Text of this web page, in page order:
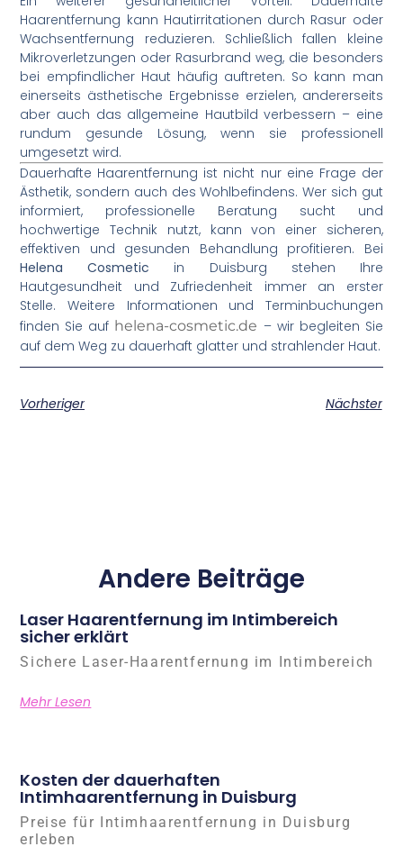
Haarentfernung kann Hautirritationen durch Rasur oder
Wachsentfernung reduzieren. Schließlich fallen kleine
Mikroverletzungen oder Rasurbrand weg, die besonders
bei empfindlicher Haut häufig auftreten. So kann man
einerseits ästhetische Ergebnisse erzielen, andererseits
aber auch das allgemeine Hautbild verbessern – eine
rundum gesunde Lösung, wenn sie professionell
umgesetzt wird.
Dauerhafte Haarentfernung ist nicht nur eine Frage der
Ästhetik, sondern auch des Wohlbefindens. Wer sich gut
informiert, professionelle Beratung sucht und
hochwertige Technik nutzt, kann von einer sicheren,
effektiven und gesunden Behandlung profitieren. Bei
Helena Cosmetic in Duisburg stehen Ihre
Hautgesundheit und Zufriedenheit immer an erster
Stelle. Weitere Informationen und Terminbuchungen
finden Sie auf helena-cosmetic.de – wir begleiten Sie
auf dem Weg zu dauerhaft glatter und strahlender Haut.
Vorheriger Nächster
Andere Beiträge
Laser Haarentfernung im Intimbereich
sicher erklärt
Sichere Laser-Haarentfernung im Intimbereich
Mehr Lesen
Kosten der dauerhaften
Intimhaarentfernung in Duisburg
Preise für Intimhaarentfernung in Duisburg
erleben